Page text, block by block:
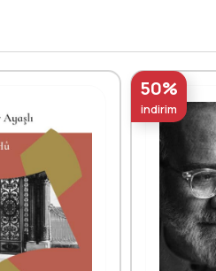
50%
indirim